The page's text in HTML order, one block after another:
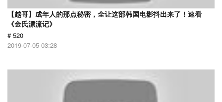
【越哥】成年人的那点秘密，全让这部韩国电影抖出来了！速看
《金氏漂流记》
# 520
2019-07-05 03:28